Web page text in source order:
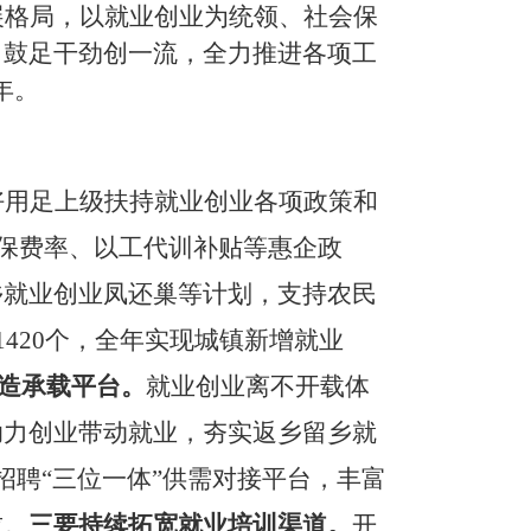
局，以就业创业为统领、社会保
足干劲创一流，全力推进各项工
。
足上级扶持就业创业各项政策和
费率、以工代训补贴等惠企政
业创业凤还巢等计划，支持农民
个，全年实现城镇新增就业
承载平台。 就业创业离不开载体
创业带动就业，夯实返乡留乡就
“三位一体”供需对接平台，丰富
三要持续拓宽就业培训渠道。 开